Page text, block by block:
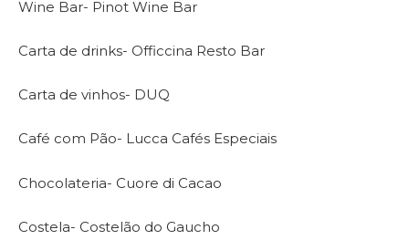
Wine Bar- Pinot Wine Bar
Carta de drinks- Officcina Resto Bar
Carta de vinhos- DUQ
Café com Pão- Lucca Cafés Especiais
Chocolateria- Cuore di Cacao
Costela- Costelão do Gaucho